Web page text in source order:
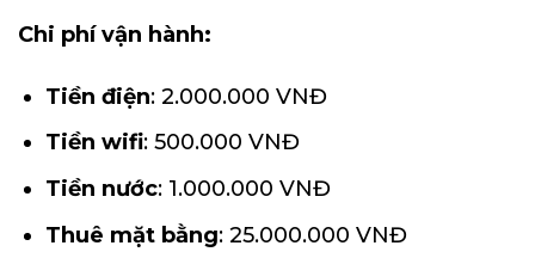
Chi phí vận hành:
Tiền điện: 2.000.000 VNĐ
Tiền wifi: 500.000 VNĐ
Tiền nước: 1.000.000 VNĐ
Thuê mặt bằng: 25.000.000 VNĐ